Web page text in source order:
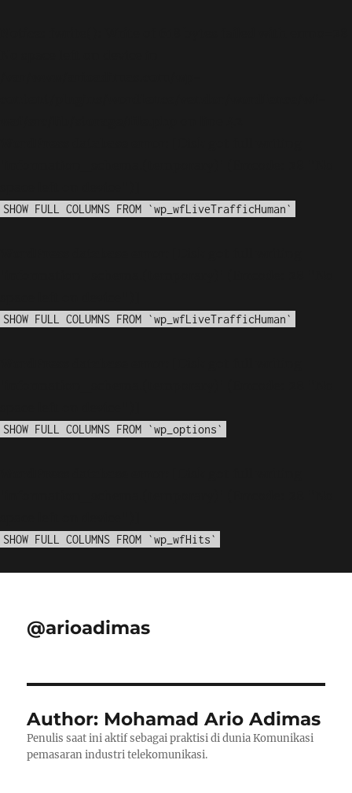
SHOW FULL COLUMNS FROM `wp_wfLiveTrafficHuman`
SHOW FULL COLUMNS FROM `wp_wfLiveTrafficHuman`
SHOW FULL COLUMNS FROM `wp_options`
SHOW FULL COLUMNS FROM `wp_wfHits`
@arioadimas
Author: Mohamad Ario Adimas
Penulis saat ini aktif sebagai praktisi di dunia Komunikasi
pemasaran industri telekomunikasi.